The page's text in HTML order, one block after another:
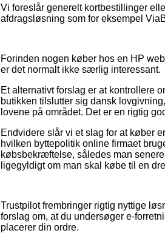
Vi foreslår generelt kortbestillinger
afdragsløsning som for eksempel
Forinden nogen køber hos en HP
er det normalt ikke særlig interessant.
Et alternativt forslag er at kontrollere
butikken tilslutter sig dansk
lovene på området. Det er en rigtig
Endvidere slår vi et slag for at køber
hvilken byttepolitik online firmaet
købsbekræftelse, således man
ligegyldigt om man skal købe til en
Trustpilot frembringer rigtig nyttige
forslag om, at du undersøger e-
placerer din ordre.